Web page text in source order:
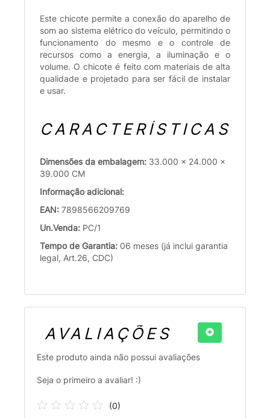
Este chicote permite a conexão do aparelho de
som ao sistema elétrico do veículo, permitindo o
funcionamento do mesmo e o controle de
recursos como a energia, a iluminação e o
volume. O chicote é feito com materiais de alta
qualidade e projetado para ser fácil de instalar
e usar.
CARACTERÍSTICAS
Dimensões da embalagem: 33.000 x 24.000 x
39.000 CM
Informação adicional:
EAN: 7898566209769
Un.Venda: PC/1
Tempo de Garantia: 06 meses (já inclui garantia
legal, Art.26, CDC)
AVALIAÇÕES
Este produto ainda não possui avaliações
Seja o primeiro a avaliar! :)
(0)